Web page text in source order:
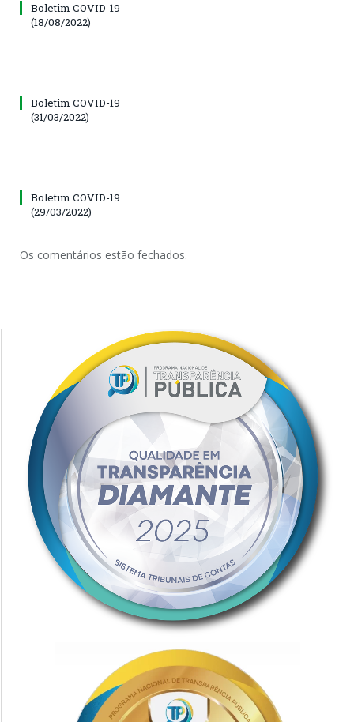
Boletim COVID-19
(18/08/2022)
Boletim COVID-19
(31/03/2022)
Boletim COVID-19
(29/03/2022)
Os comentários estão fechados.